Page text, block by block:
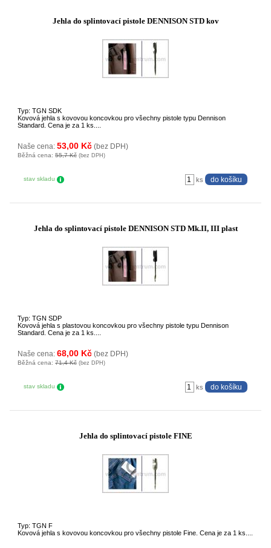
Jehla do splintovací pistole DENNISON STD kov
Typ: TGN SDK
Kovová jehla s kovovou koncovkou pro všechny pistole typu Dennison
Standard. Cena je za 1 ks....
Naše cena: 53,00 Kč (bez DPH)
Běžná cena: 55,7 Kč (bez DPH)
stav skladu ks
Jehla do splintovací pistole DENNISON STD Mk.II, III plast
Typ: TGN SDP
Kovová jehla s plastovou koncovkou pro všechny pistole typu Dennison
Standard. Cena je za 1 ks....
Naše cena: 68,00 Kč (bez DPH)
Běžná cena: 71,4 Kč (bez DPH)
stav skladu ks
Jehla do splintovací pistole FINE
Typ: TGN F
Kovová jehla s kovovou koncovkou pro všechny pistole Fine. Cena je za 1 ks....